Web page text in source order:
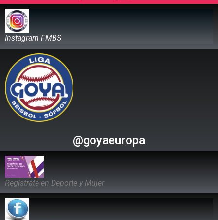
Instagram FMBS
@goyaeuropa
Regístrate en Deporte y Mujer